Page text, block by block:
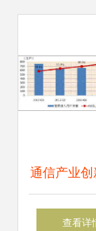
通信产业创
国家新四化
查看详